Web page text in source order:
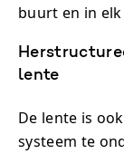
buurt en in
lente
De lente is
systeem te